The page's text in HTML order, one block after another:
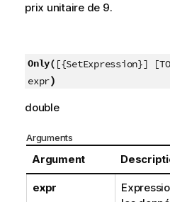
prix unitaire de 9.
Only( [{SetExpression}]
expr)
double
Arguments
Argument
expr